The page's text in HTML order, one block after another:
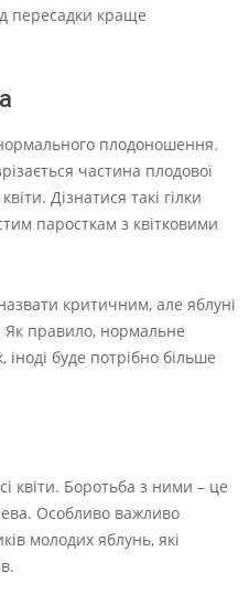
пересадки краще
плодоношення.
частина плодової
Дізнатися такі гілки
паросткам з квітковими
критичним, але яблуні
Як правило, нормальне
іноді буде потрібно більше
квіти. Боротьба з ними – це
Особливо важливо
молодих яблунь, які